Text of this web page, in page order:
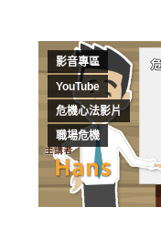
影音專區
YouTube
危機心法影片
職場危機